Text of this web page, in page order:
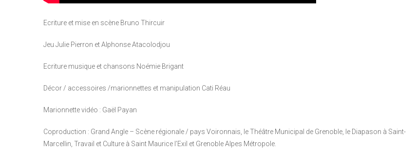
Ecriture et mise en scène Bruno Thircuir
Jeu Julie Pierron et Alphonse Atacolodjou
Ecriture musique et chansons Noémie Brigant
Décor / accessoires /marionnettes et manipulation Cati Réau
Marionnette vidéo : Gaël Payan
Coproduction : Grand Angle – Scène régionale / pays Voironnais, le Théâtre Municipal de Grenoble, le Diapason à Saint-
Marcellin, Travail et Culture à Saint Maurice l’Exil et Grenoble Alpes Métropole.